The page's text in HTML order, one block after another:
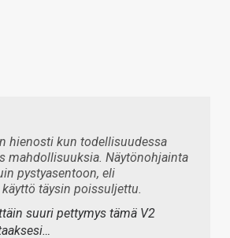
hienosti kun todellisuudessa
mahdollisuuksia. Näytönohjainta
pystyasentoon, eli
täysin poissuljettu.
suuri pettymys tämä V2